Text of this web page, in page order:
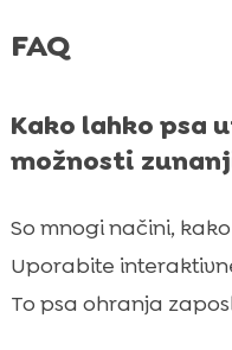
FAQ
Kako lahko psa
možnosti
So mnogi načini,
Uporabite
To psa ohranja